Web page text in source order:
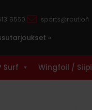
9550 sports@rautio.fi
»
Surf Wingfoil /